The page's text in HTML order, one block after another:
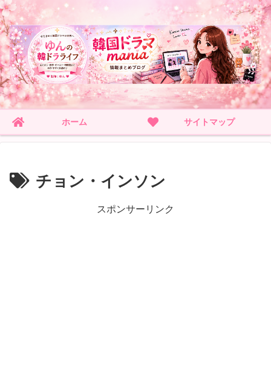
ホーム サイトマップ
チョン・インソン
スポンサーリンク